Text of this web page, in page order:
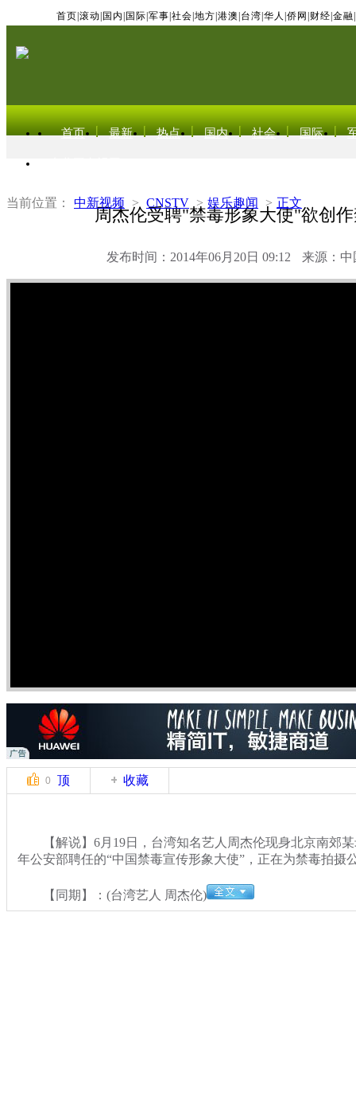
首页 滚动 国内 国际 军事 社会 地方 港澳 台湾 华人 侨网 财经 金融
首页 最新 热点 国内 社会 国际
当前位置： 中新视频 > CNSTV > 娱乐趣闻 > 正文
周杰伦受聘"禁毒形象大使"欲创
发布时间：2014年06月20日 09:12 来源：中
0 顶 收藏
【解说】6月19日，台湾知名艺人周杰伦现身北京南郊某
年公安部聘任的“中国禁毒宣传形象大使”，正在为禁毒拍摄
【同期】：(台湾艺人 周杰伦)